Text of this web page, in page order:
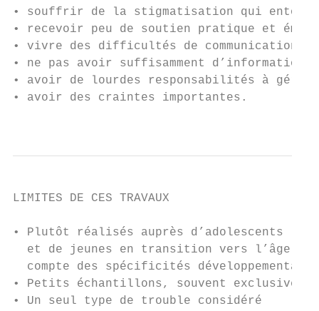
• souffrir de la stigmatisation qui
• recevoir peu de soutien pratique et
• vivre des difficultés de communication
• ne pas avoir suffisamment
• avoir de lourdes responsabilités à
• avoir des craintes importantes.
LIMITES DE CES TRAVAUX
• Plutôt réalisés auprès d’adolescents
et de jeunes en transition vers l’âge
  compte des spécificités développementales
• Petits échantillons, souvent
• Un seul type de trouble considéré